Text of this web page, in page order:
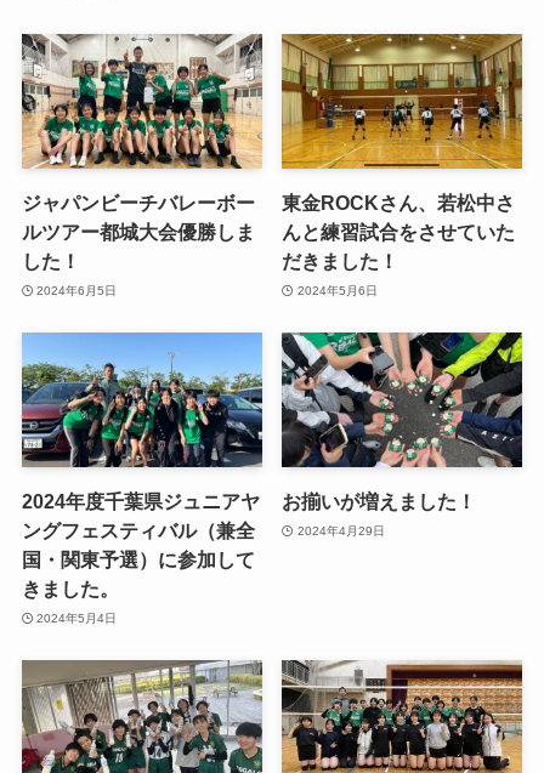
ジャパンビーチバレーボー
ルツアー都城大会優勝しま
した！
2024年6月5日
東金ROCKさん、若松中さ
んと練習試合をさせていた
だきました！
2024年5月6日
2024年度千葉県ジュニアヤ
ングフェスティバル（兼全
国・関東予選）に参加して
きました。
2024年5月4日
お揃いが増えました！
2024年4月29日